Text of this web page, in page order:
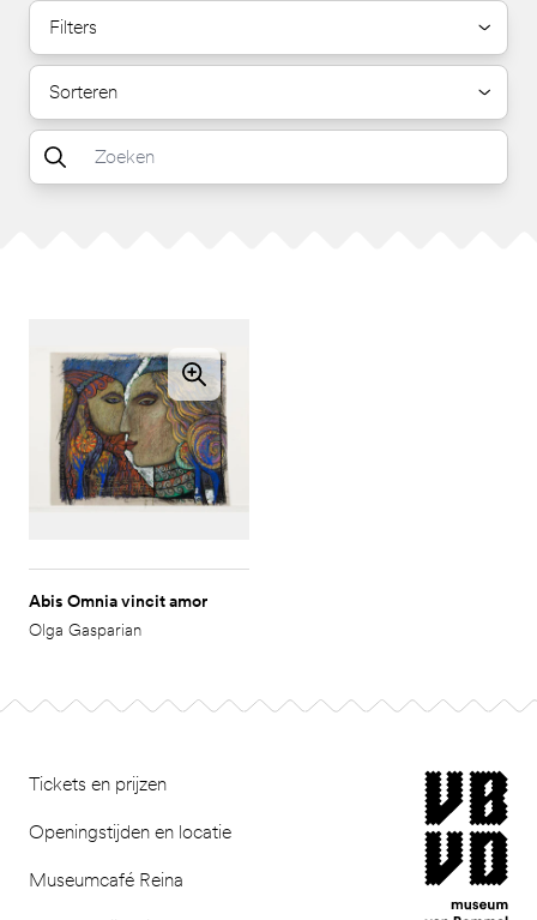
Filters
Sorteren
Abis Omnia vincit amor
Olga Gasparian
Tickets en prijzen
Openingstijden en locatie
Museumcafé Reina
museum van